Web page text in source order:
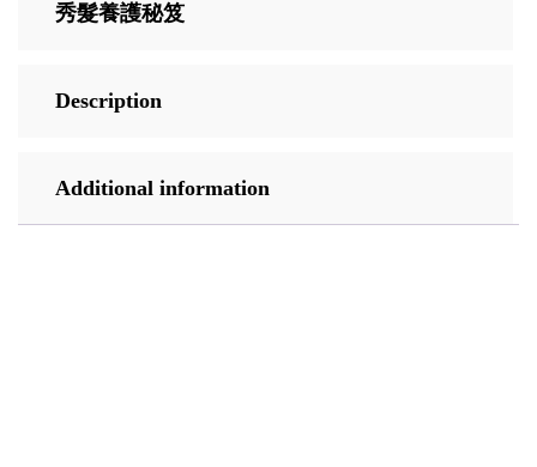
秀髮養護秘笈
Description
Additional information